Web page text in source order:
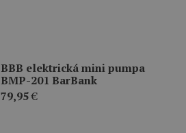
BBB elektrická mini pumpa
BMP-201 BarBank
79,95€